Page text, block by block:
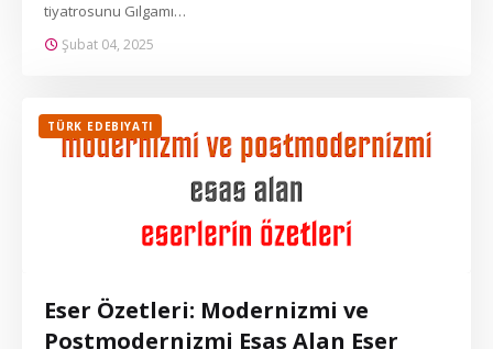
tiyatrosunu Gılgamı…
Şubat 04, 2025
TÜRK EDEBIYATI
Eser Özetleri: Modernizmi ve
Postmodernizmi Esas Alan Eser